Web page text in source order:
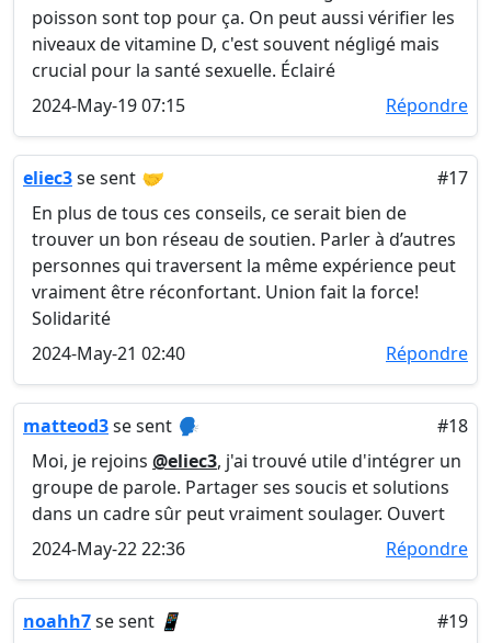
poisson sont top pour ça. On peut aussi vérifier les
niveaux de vitamine D, c'est souvent négligé mais
crucial pour la santé sexuelle. Éclairé
2024-May-19 07:15
Répondre
eliec3se sent 🤝
#17
En plus de tous ces conseils, ce serait bien de
trouver un bon réseau de soutien. Parler à d’autres
personnes qui traversent la même expérience peut
vraiment être réconfortant. Union fait la force!
Solidarité
2024-May-21 02:40
Répondre
matteod3se sent 🗣️
#18
Moi, je rejoins @eliec3, j'ai trouvé utile d'intégrer un
groupe de parole. Partager ses soucis et solutions
dans un cadre sûr peut vraiment soulager. Ouvert
2024-May-22 22:36
Répondre
noahh7se sent 📱
#19